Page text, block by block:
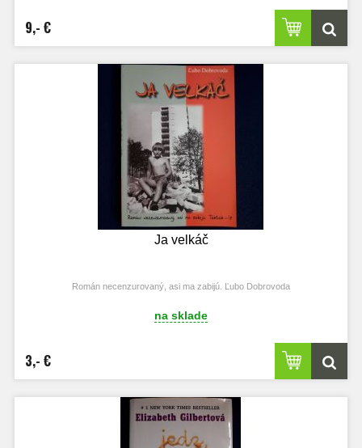
9,- €
Ja velkáč
Román necenzurovaný, asi ma zabijú. Ľubo Dobrovoda
na sklade
3,- €